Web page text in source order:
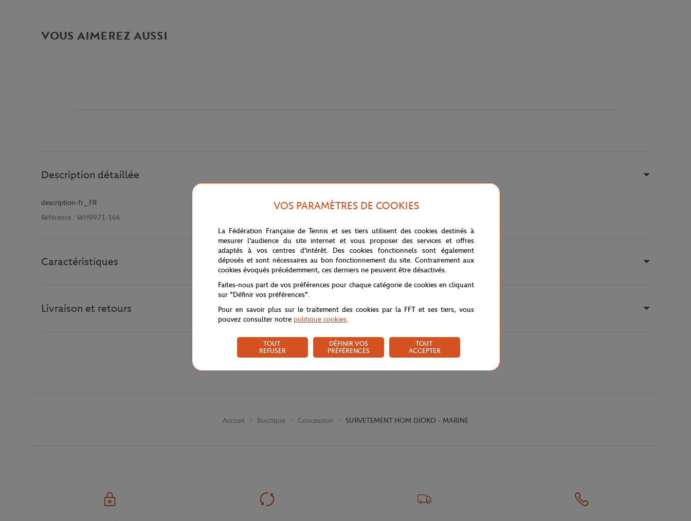
VOUS AIMEREZ AUSSI
Description détaillée
description-fr_FR
Référence : WH9971-166
Caractéristiques
Livraison et retours
Accueil Boutique Concession SURVETEMENT HOM DJOKO - MARINE
VOS PARAMÈTRES DE COOKIES
La Fédération Française de Tennis et ses tiers utilisent des cookies destinés à
mesurer l'audience du site internet et vous proposer des services et offres
adaptés à vos centres d'intérêt. Des cookies fonctionnels sont également
déposés et sont nécessaires au bon fonctionnement du site. Contrairement aux
cookies évoqués précédemment, ces derniers ne peuvent être désactivés.
Faites-nous part de vos préférences pour chaque catégorie de cookies en cliquant
sur "Définir vos préférences".
Pour en savoir plus sur le traitement des cookies par la FFT et ses tiers, vous
pouvez consulter notre politique cookies.
TOUT
REFUSER
DÉFINIR VOS
PRÉFÉRENCES
TOUT
ACCEPTER